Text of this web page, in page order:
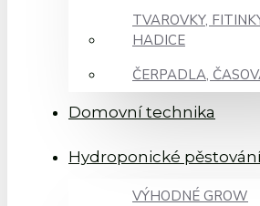
TVAROVKY,
HADICE
ČERPADLA,
Domovní technika
Hydroponické
VÝHODNÉ GROW